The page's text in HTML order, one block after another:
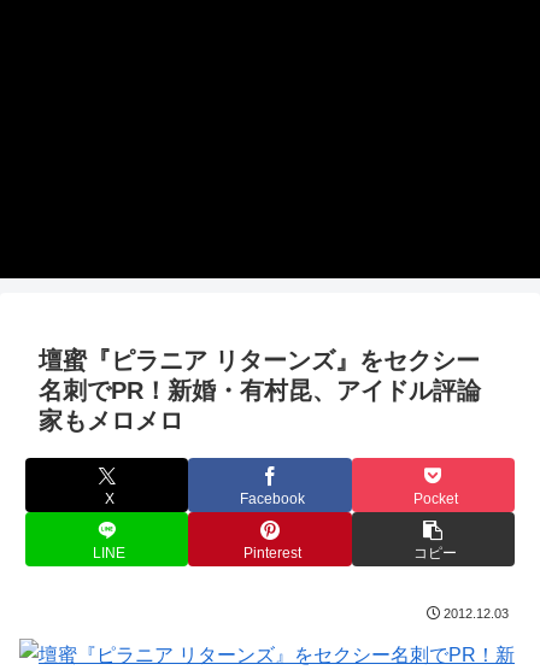
壇蜜『ピラニア リターンズ』をセクシー
名刺でPR！新婚・有村昆、アイドル評論
家もメロメロ
X Facebook Pocket
LINE Pinterest コピー
2012.12.03